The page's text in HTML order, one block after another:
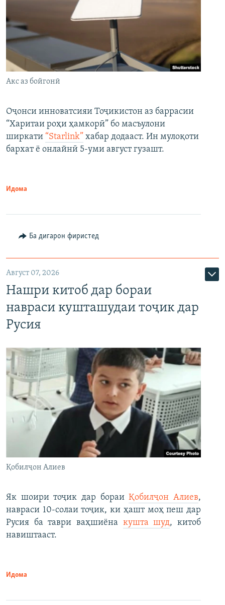
Акс аз бойгонӣ
Оҷонси инноватсияи Тоҷикистон аз баррасии
“Харитаи роҳи ҳамкорӣ” бо масъулони
ширкати “Starlink” хабар додааст. Ин мулоқоти
бархат ё онлайнӣ 5-уми август гузашт.
Идома
Ба дигарон фиристед
Август 07, 2026
Нашри китоб дар бораи
навраси кушташудаи тоҷик дар
Русия
Қобилҷон Алиев
Як шоири тоҷик дар бораиҚобилҷон Алиев,
навраси 10-солаи тоҷик, ки ҳашт моҳ пеш дар
Русия ба таври ваҳшиёна кушта шуд, китоб
навиштааст.
Идома